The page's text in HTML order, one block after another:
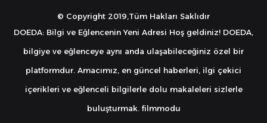
© Copyright 2019,Tüm Hakları Saklıdır
DOEDA: Bilgi ve Eğlencenin Yeni Adresi Hoş geldiniz! DOEDA,
bilgiye ve eğlenceye aynı anda ulaşabileceğiniz özel bir
platformdur. Amacımız, en güncel haberleri, ilgi çekici
içerikleri ve eğlenceli bilgilerle dolu makaleleri sizlerle
buluşturmak. filmmodu